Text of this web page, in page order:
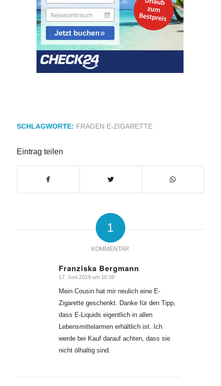
SCHLAGWORTE: FRAGEN E-ZIGARETTE
Eintrag teilen
1
KOMMENTAR
Franziska Bergmann
sagte:
17. Juni 2019 um 10:39
Mein Cousin hat mir neulich eine E-
Zigarette geschenkt. Danke für den Tipp,
dass E-Liquids eigentlich in allen
Lebensmittelarmen erhältlich ist. Ich
werde bei Kauf darauf achten, dass sie
nicht ölhaltig sind.